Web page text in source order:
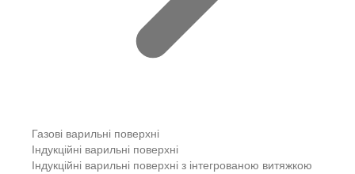
Газові варильні поверхні
Індукційні варильні поверхні
Індукційні варильні поверхні з інтегрованою витяжкою